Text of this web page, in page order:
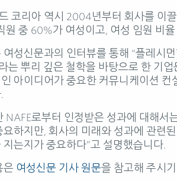
코리아 역시 2004년부터 회사를 이
원 중 60%가 여성이고, 여성 임원 비
여성신문과의 인터뷰를 통해 “플레시
라는 뿌리 깊은 철학을 바탕으로 한 기
아이디어가 중요한 커뮤니케이션 컨
NAFE로부터 인정받은 성과에 대해서
요하지만, 회사의 미래와 성과에 관련
지는지가 중요하다”고 설명했습니다.
은 여성신문 기사 원문을 참고해 주시